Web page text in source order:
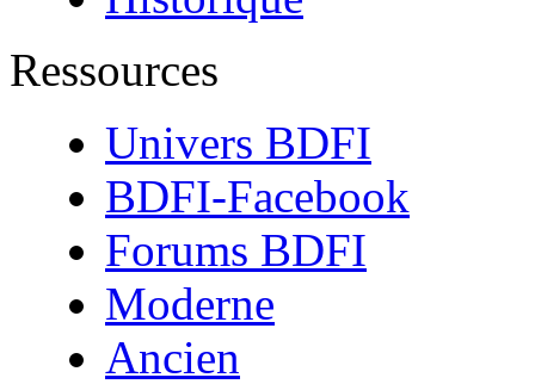
Ressources
Univers BDFI
BDFI-Facebook
Forums BDFI
Moderne
Ancien